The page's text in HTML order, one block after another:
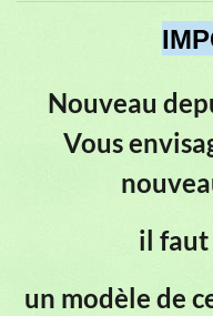
Nouveau
Vous
il faut
un modèle de